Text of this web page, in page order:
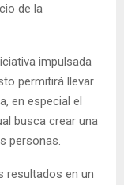
de la
impulsada
permitirá llevar
en especial el
busca crear una
personas.
resultados en un